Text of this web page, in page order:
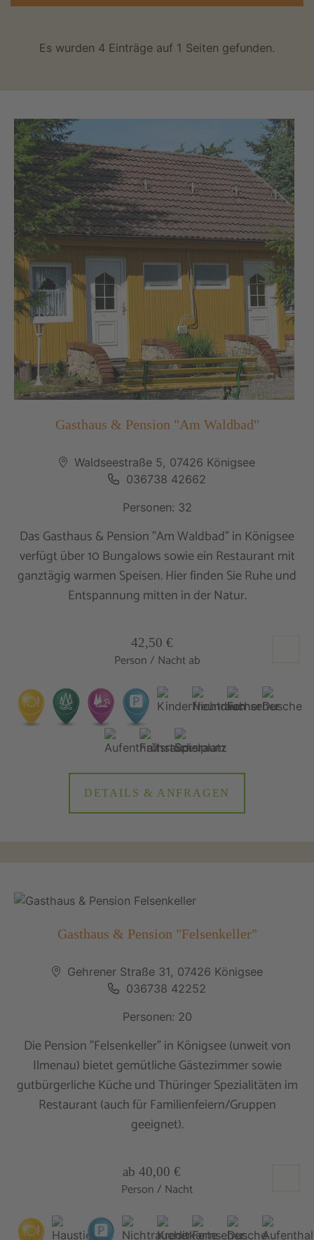
Es wurden 4 Einträge auf 1 Seiten gefunden.
Gasthaus & Pension "Am Waldbad"
Waldseestraße 5, 07426 Königsee
036738 42662
Personen: 32
Das Gasthaus & Pension "Am Waldbad" in Königsee
verfügt über 10 Bungalows sowie ein Restaurant mit
ganztägig warmen Speisen. Hier finden Sie Ruhe und
Entspannung mitten in der Natur.
42,50 €
Person / Nacht ab
DETAILS & ANFRAGEN
Gasthaus & Pension "Felsenkeller"
Gehrener Straße 31, 07426 Königsee
036738 42252
Personen: 20
Die Pension "Felsenkeller" in Königsee (unweit von
Ilmenau) bietet gemütliche Gästezimmer sowie
gutbürgerliche Küche und Thüringer Spezialitäten im
Restaurant (auch für Familienfeiern/Gruppen
geeignet).
ab 40,00 €
Person / Nacht